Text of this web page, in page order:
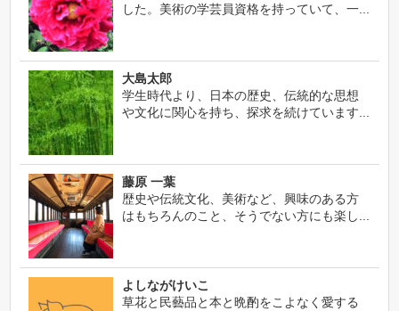
した。美術の学芸員資格を持っていて、一...
大島太郎
学生時代より、日本の歴史、伝統的な思想
や文化に関心を持ち、探求を続けています...
藤原 一葉
歴史や伝統文化、美術など、興味のある方
はもちろんのこと、そうでない方にも楽し...
よしながけいこ
草花と民藝品と本と晩酌をこよなく愛する